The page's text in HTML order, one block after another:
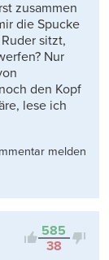
zusammen
die Spucke
sitzt,
Nur
den Kopf
lese ich
melden
585
38